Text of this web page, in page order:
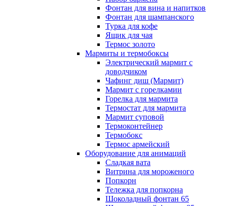
Фонтан для вина и напитков
Фонтан для шампанского
Турка для кофе
Ящик для чая
Термос золото
Мармиты и термобоксы
Электрический мармит с
доводчиком
Чафинг диш (Мармит)
Мармит с горелкамии
Горелка для мармита
Термостат для мармита
Мармит суповой
Термоконтейнер
Термобокс
Термос армейский
Оборудование для анимаций
Сладкая вата
Витрина для мороженого
Попкорн
Тележка для попкорна
Шоколадный фонтан 65